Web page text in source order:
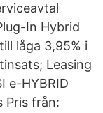
In Hybrid
låga 3,95% i
Leasing
e-HYBRID
Pris från: